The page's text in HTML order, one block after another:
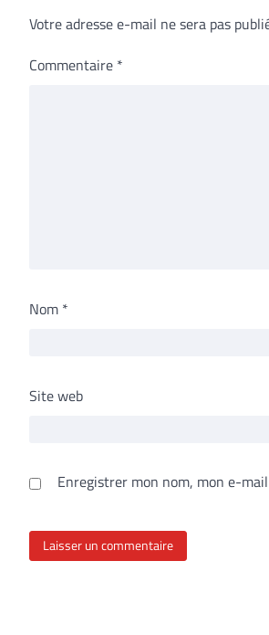
Votre adresse e-mail ne sera pas
Commentaire *
Nom *
Site web
Enregistrer mon nom, mon e-